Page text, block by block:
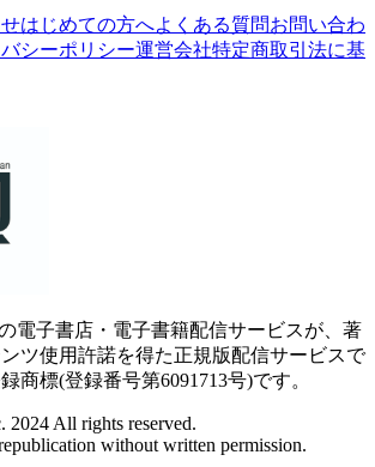
はじめての方へよくある質問お問い合わ
シーポリシー運営会社特定商取引法に基
電子書店・電子書籍配信サービスが、著
ツ使用許諾を得た正規版配信サービスで
商標(登録番号第6091713号)です。
2024 All rights reserved.
without written permission.